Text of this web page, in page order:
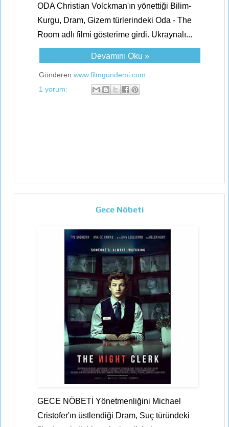
ODA Christian Volckman'ın yönettiği Bilim-
Kurgu, Dram, Gizem türlerindeki Oda - The
Room adlı filmi gösterime girdi. Ukraynalı...
Devamını Oku »
Gönderen www.filmgundemi.com
1 yorum:
Gece Nöbeti
GECE NÖBETİ Yönetmenliğini Michael
Cristofer'ın üstlendiği Dram, Suç türündeki